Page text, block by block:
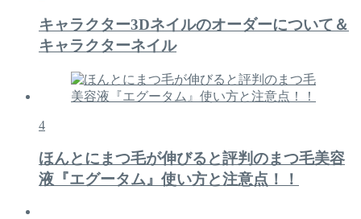
キャラクター3Dネイルのオーダーについて＆
キャラクターネイル
4
ほんとにまつ毛が伸びると評判のまつ毛美容
液『エグータム』使い方と注意点！！